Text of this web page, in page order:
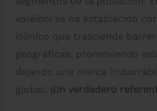
voleibol se ha establecido
icónico que trasciende
geográficas, promoviendo
dejando una marca
global. ¡Un verdadero